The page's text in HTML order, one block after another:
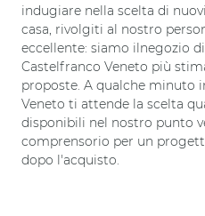
indugiare nella scelta di
casa, rivolgiti al nostro
eccellente: siamo ilnegozio
Castelfranco Veneto più
proposte. A qualche minuto
Veneto ti attende la scelta
disponibili nel nostro punto
comprensorio per un
dopo l'acquisto.